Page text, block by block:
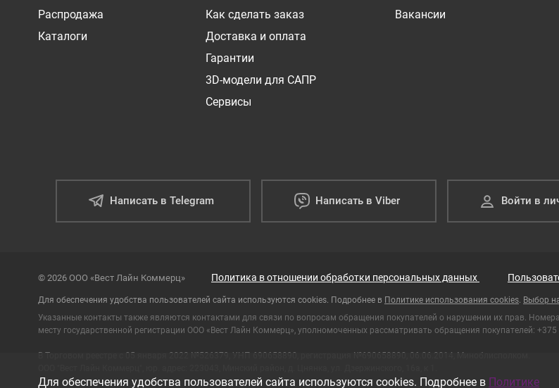
Распродажа
Каталоги
Как сделать заказ
Доставка и оплата
Гарантии
3D-модели для САПР
Сервисы
Вакансии
Написать в Telegram Написать в Viber Войти в
© 2026 ООО «Вест Лайн Коммерц» Политика в отношении обработки персональных данных
Для обеспечения удобства пользователей сайта используются cookies. Подробнее в Политике использования cookies. Выбор
Указанные контакты также являются контактами для связи по вопросам обращения покупателей о нарушении их прав.
месту государственной регистрации ООО «Вест Лайн Коммерц», уполномоченных рассматривать обращения покупателей:
В Торговом реестре с 05 января 2022 №526379, УНП 690658890, регистрация №690658890, 06.06.2014, Миноблисполком.
Для обеспечения удобства пользователей сайта используются cookies. Подробнее в Политике